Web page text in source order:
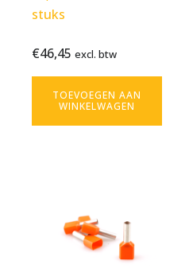
stuks
excl.
btw
Bekijk
product
€46,45 excl. btw
TOEVOEGEN AAN
WINKELWAGEN